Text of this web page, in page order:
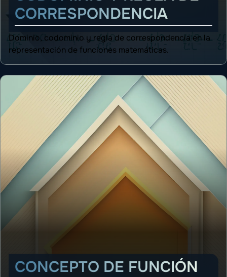
CORRESPONDENCIA
Dominio, codominio y regla de correspondencia en la
representación de funciones matemáticas.
CONCEPTO DE FUNCIÓN